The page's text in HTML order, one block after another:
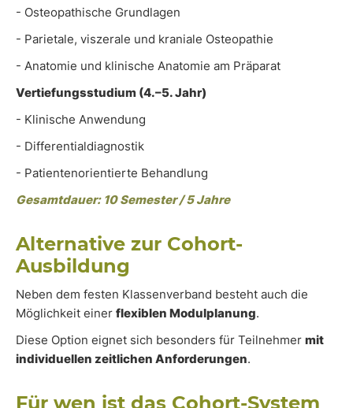
- Osteopathische Grundlagen
- Parietale, viszerale und kraniale Osteopathie
- Anatomie und klinische Anatomie am Präparat
Vertiefungsstudium (4.–5. Jahr)
- Klinische Anwendung
- Differentialdiagnostik
- Patientenorientierte Behandlung
Gesamtdauer: 10 Semester / 5 Jahre
Alternative zur Cohort-
Ausbildung
Neben dem festen Klassenverband besteht auch die
Möglichkeit einer flexiblen Modulplanung.
Diese Option eignet sich besonders für Teilnehmer mit
individuellen zeitlichen Anforderungen.
Für wen ist das Cohort-System